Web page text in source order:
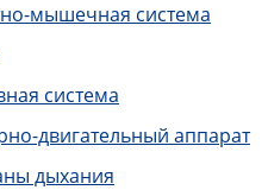
мышечная система
система
двигательный аппарат
дыхания